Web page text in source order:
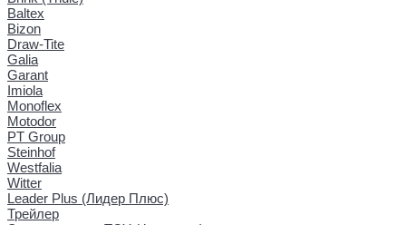
Baltex
Bizon
Draw-Tite
Galia
Garant
Imiola
Monoflex
Motodor
PT Group
Steinhof
Westfalia
Witter
Leader Plus (Лидер Плюс)
Трейлер